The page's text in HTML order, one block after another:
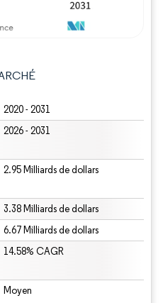
2020 - 2031
2026 - 2031
2.95 Milliards de dollars
3.38 Milliards de dollars
6.67 Milliards de dollars
14.58% CAGR
Moyen